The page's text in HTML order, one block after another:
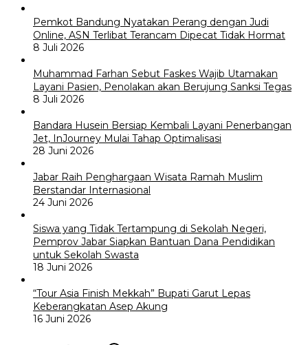
Pemkot Bandung Nyatakan Perang dengan Judi
Online, ASN Terlibat Terancam Dipecat Tidak Hormat
8 Juli 2026
Muhammad Farhan Sebut Faskes Wajib Utamakan
Layani Pasien, Penolakan akan Berujung Sanksi Tegas
8 Juli 2026
Bandara Husein Bersiap Kembali Layani Penerbangan
Jet, InJourney Mulai Tahap Optimalisasi
28 Juni 2026
Jabar Raih Penghargaan Wisata Ramah Muslim
Berstandar Internasional
24 Juni 2026
Siswa yang Tidak Tertampung di Sekolah Negeri,
Pemprov Jabar Siapkan Bantuan Dana Pendidikan
untuk Sekolah Swasta
18 Juni 2026
“Tour Asia Finish Mekkah” Bupati Garut Lepas
Keberangkatan Asep Akung
16 Juni 2026